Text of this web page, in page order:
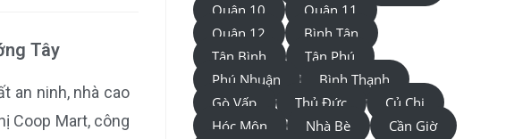
Tây
an ninh, nhà cao
Coop Mart, công
Quận 10
Quận 11
Quận 12
Bình Tân
Tân Bình
Tân Phú
Phú Nhuận
Bình Thạnh
Gò Vấp
Thủ Đức
Củ Chi
Hóc Môn
Nhà Bè
Cần Giờ